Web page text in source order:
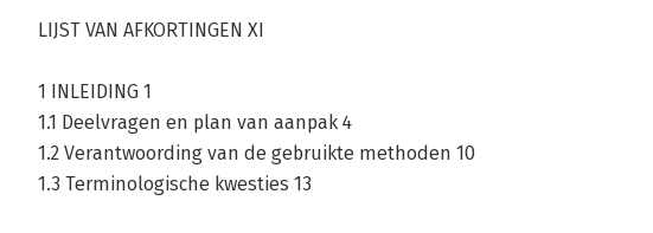
LIJST VAN AFKORTINGEN XI
1 INLEIDING 1
1.1 Deelvragen en plan van aanpak 4
1.2 Verantwoording van de gebruikte methoden 10
1.3 Terminologische kwesties 13